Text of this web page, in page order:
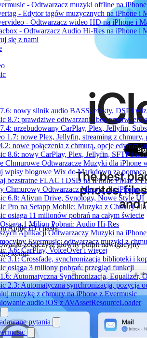
- Odtwarzacz muzyki offline na
- Edytor tagów muzycznych na iPhone i
- Odtwarzacz wideo HD na iPhone i
- Odtwarzacz Audio Hi-Res na iPhone i
się z nami
nowy silnik audio BASS, efekty, DSP i
8.7: prawdziwe odtwarzanie bez przerw,
przebudowany CarPlay, Plex, Jellyfin,
1.7: nowe Plex, Jellyfin, streaming z chmury,
nowe połączenia z chmurą, opcje edytora
8.6: nowy CarPlay, Plex, Jellyfin, SFTP i
Chmurowe Odtwarzacze Muzyki dla iPhone
wpisy blogowe Wix do Markdown za
bezstratne FLAC i DSD na iPhone i Mac z
Chmurowy Odtwarzacz Muzyki dla iPhone i
6.8: Aliyun Drive, Synology, Nowe Style UI
Pro na Setapp Mobile: Muzyka z Chmury
osiąga 11 milionów pobrań na całym świecie
1 Milion Pobrań: Audio Hi-Res
Aplikacji Odtwarzaczy Muzyki na
Evermusic: odtwarzacz muzyki z
3.6: CarPlay, VoiceOver i więcej
3.1: Crossfade, synchronizacja biblioteki i
osiąga 3 miliony pobrań: przegląd funkcji
Automatyczna Synchronizacja, Equalizer,
2.3: Automatyczna synchronizacja, pozycja
muzykę z chmury na iPhone z Evermusic
audio iOS z AVAssetResourceLoader
pytania
Apple ID i hasła.
zobaczysz główny pulpit nawigacyjny
konta.